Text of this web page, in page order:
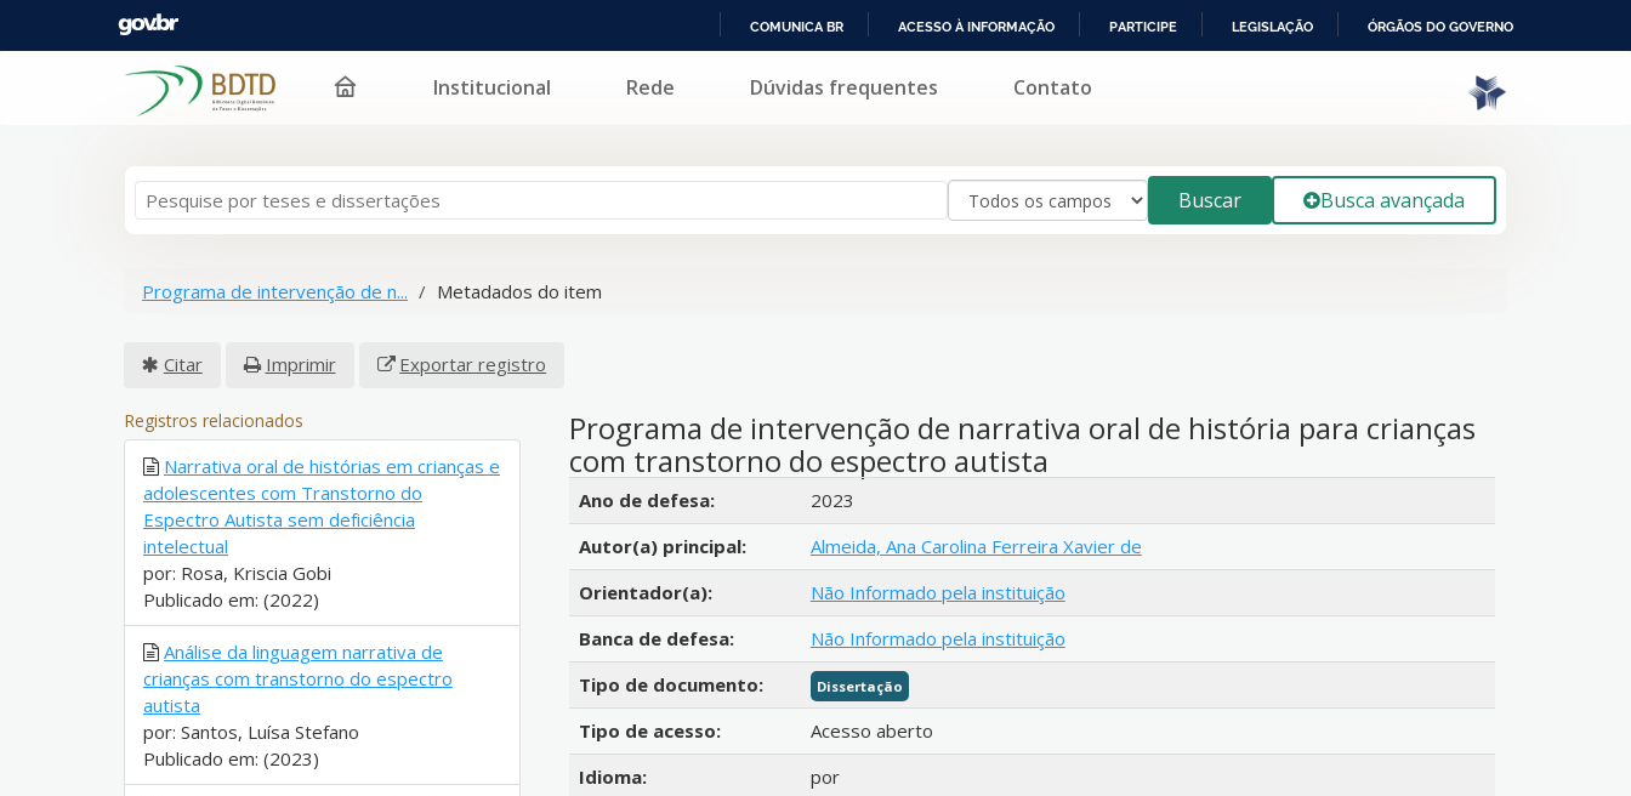
PARA
COMUNICA BR ACESSO À INFORMAÇÃO PARTICIPE LEGISLAÇÃO ÓRGÃOS DO GOVERNO
Pular para o conteúdo Institucional Rede Dúvidas frequentes Contato
Buscar Busca avançada
Programa de intervenção de n... Metadados do item
Citar Imprimir Exportar registro
Programa de intervenção de narrativa oral de história para crianças
com transtorno do espectro autista
Detalhes bibliográficos
Ano de defesa:
2023
Autor(a) principal:
Almeida, Ana Carolina Ferreira Xavier de
Orientador(a):
Não Informado pela instituição
Banca de defesa:
Não Informado pela instituição
Tipo de documento:
Dissertação
Tipo de acesso:
Acesso aberto
Idioma:
por
Registros relacionados
Narrativa oral de histórias em crianças e
adolescentes com Transtorno do
Espectro Autista sem deficiência
intelectual
por: Rosa, Kriscia Gobi
Publicado em: (2022)
Análise da linguagem narrativa de
crianças com transtorno do espectro
autista
por: Santos, Luísa Stefano
Publicado em: (2023)